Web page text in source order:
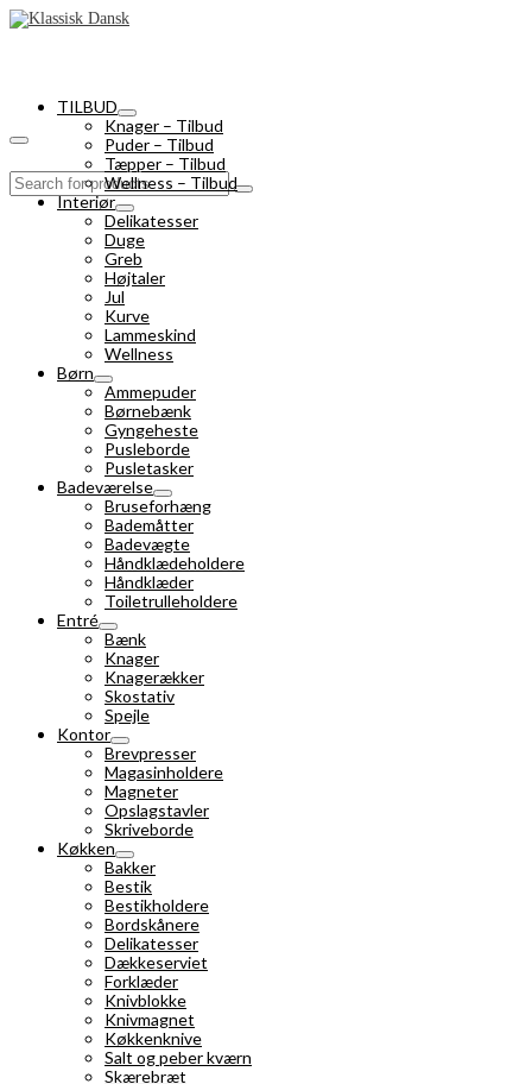
Search
for:
TILBUD
Knager – Tilbud
Puder – Tilbud
Tæpper – Tilbud
Wellness – Tilbud
Interiør
Delikatesser
Duge
Greb
Højtaler
Jul
Kurve
Lammeskind
Wellness
Børn
Ammepuder
Børnebænk
Gyngeheste
Pusleborde
Pusletasker
Badeværelse
Bruseforhæng
Bademåtter
Badevægte
Håndklædeholdere
Håndklæder
Toiletrulleholdere
Entré
Bænk
Knager
Knagerækker
Skostativ
Spejle
Kontor
Brevpresser
Magasinholdere
Magneter
Opslagstavler
Skriveborde
Køkken
Bakker
Bestik
Bestikholdere
Bordskånere
Delikatesser
Dækkeserviet
Forklæder
Knivblokke
Knivmagnet
Køkkenknive
Salt og peber kværn
Skærebræt